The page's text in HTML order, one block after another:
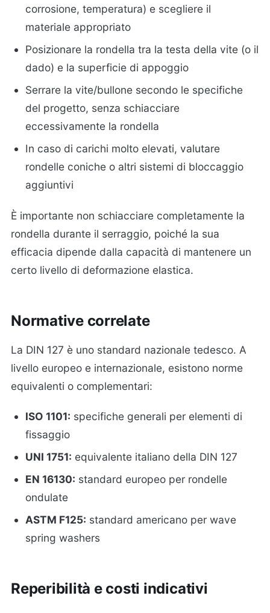
corrosione, temperatura) e scegliere il
materiale appropriato
Posizionare la rondella tra la testa della vite (o il
dado) e la superficie di appoggio
Serrare la vite/bullone secondo le specifiche
del progetto, senza schiacciare
eccessivamente la rondella
In caso di carichi molto elevati, valutare
rondelle coniche o altri sistemi di bloccaggio
aggiuntivi
È importante non schiacciare completamente la
rondella durante il serraggio, poiché la sua
efficacia dipende dalla capacità di mantenere un
certo livello di deformazione elastica.
Normative correlate
La DIN 127 è uno standard nazionale tedesco. A
livello europeo e internazionale, esistono norme
equivalenti o complementari:
ISO 1101: specifiche generali per elementi di
fissaggio
UNI 1751: equivalente italiano della DIN 127
EN 16130: standard europeo per rondelle
ondulate
ASTM F125: standard americano per wave
spring washers
Reperibilità e costi indicativi